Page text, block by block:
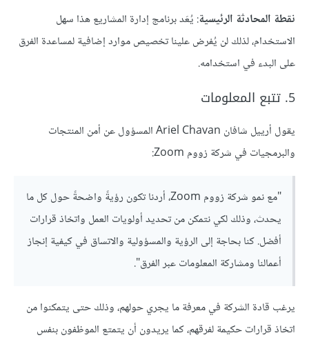
نقطة المحادثة الرئيسية: يُعَد برنامج إدارة المشاريع هذا سهل
الاستخدام، لذلك لن يُفرض علينا تخصيص موارد إضافية لمساعدة الفرق
على البدء في استخدامه.
5. تتبع المعلومات
يقول أرييل شافان Ariel Chavan المسؤول عن أمن المنتجات
والبرمجيات في شركة زووم Zoom:
"مع نمو شركة زووم Zoom، أردنا تكون رؤيةً واضحةً حول كل ما
يحدث، وذلك لكي نتمكن من تحديد أولويات العمل واتخاذ قرارات
أفضل. كنا بحاجة إلى الرؤية والمسؤولية والاتساق في كيفية إنجاز
أعمالنا ومشاركة المعلومات عبر الفرق".
يرغب قادة الشركة في معرفة ما يجري حولهم، وذلك حتى يتمكنوا من
اتخاذ قرارات حكيمة لفرقهم، كما يريدون أن يتمتع الموظفون بنفس